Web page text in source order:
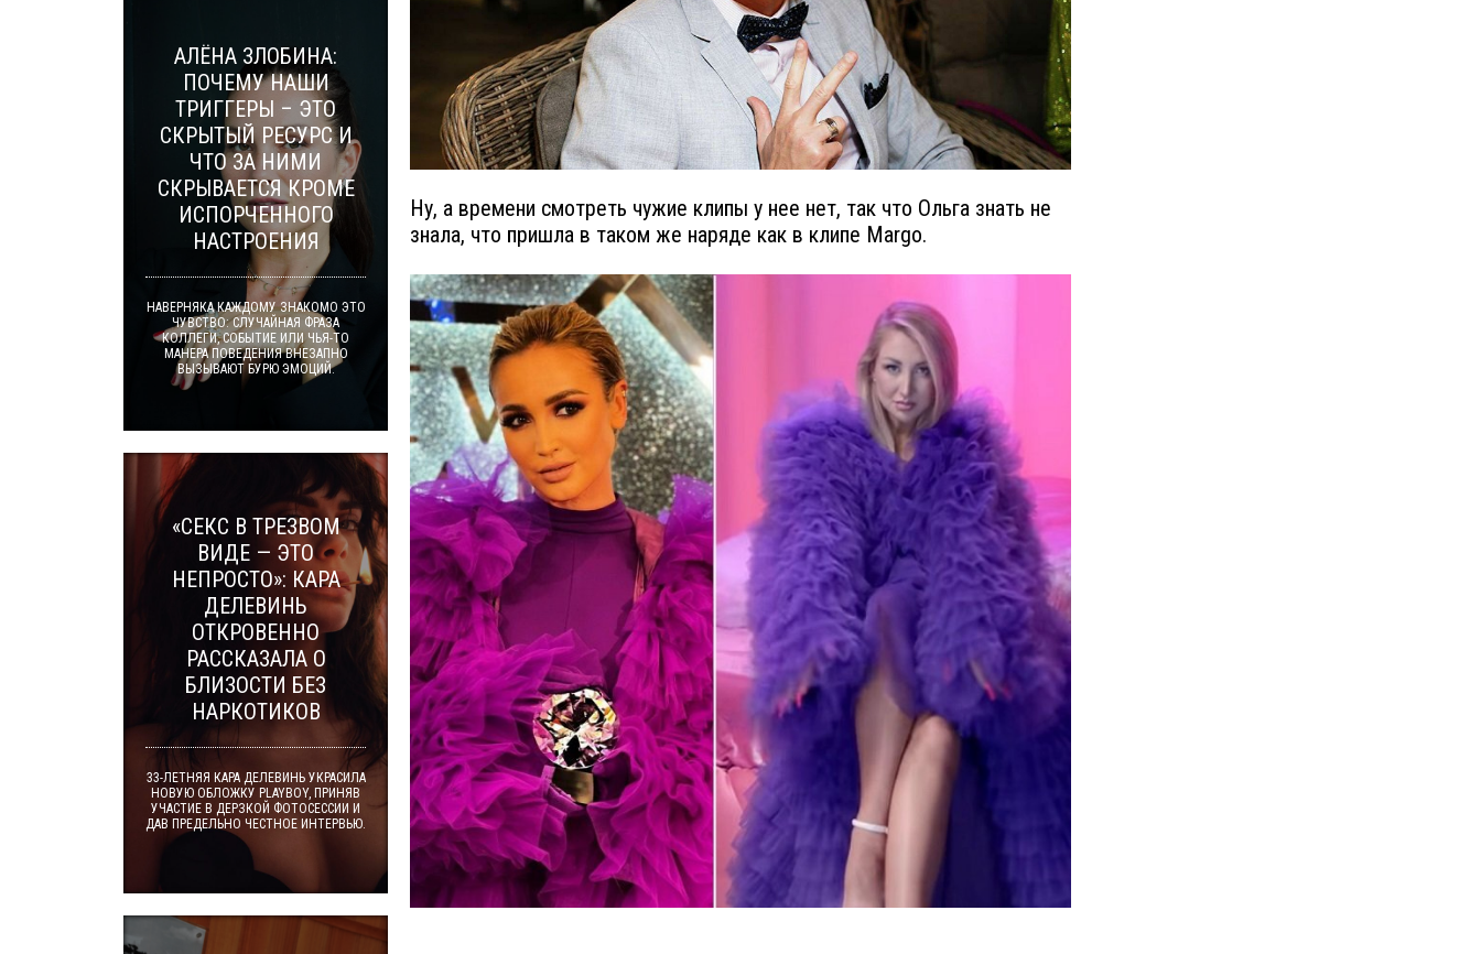
Ну, а времени смотреть чужие клипы у нее нет, так что Ольга знать не
знала, что пришла в таком же наряде как в клипе Margo.
АЛЁНА ЗЛОБИНА:
ПОЧЕМУ НАШИ
ТРИГГЕРЫ – ЭТО
СКРЫТЫЙ РЕСУРС И
ЧТО ЗА НИМИ
СКРЫВАЕТСЯ КРОМЕ
ИСПОРЧЕННОГО
НАСТРОЕНИЯ
НАВЕРНЯКА КАЖДОМУ ЗНАКОМО ЭТО
ЧУВСТВО: СЛУЧАЙНАЯ ФРАЗА
КОЛЛЕГИ, СОБЫТИЕ ИЛИ ЧЬЯ-ТО
МАНЕРА ПОВЕДЕНИЯ ВНЕЗАПНО
ВЫЗЫВАЮТ БУРЮ ЭМОЦИЙ.
«СЕКС В ТРЕЗВОМ
ВИДЕ — ЭТО
НЕПРОСТО»: КАРА
ДЕЛЕВИНЬ
ОТКРОВЕННО
РАССКАЗАЛА О
БЛИЗОСТИ БЕЗ
НАРКОТИКОВ
33-ЛЕТНЯЯ КАРА ДЕЛЕВИНЬ УКРАСИЛА
НОВУЮ ОБЛОЖКУ PLAYBOY, ПРИНЯВ
УЧАСТИЕ В ДЕРЗКОЙ ФОТОСЕССИИ И
ДАВ ПРЕДЕЛЬНО ЧЕСТНОЕ ИНТЕРВЬЮ.